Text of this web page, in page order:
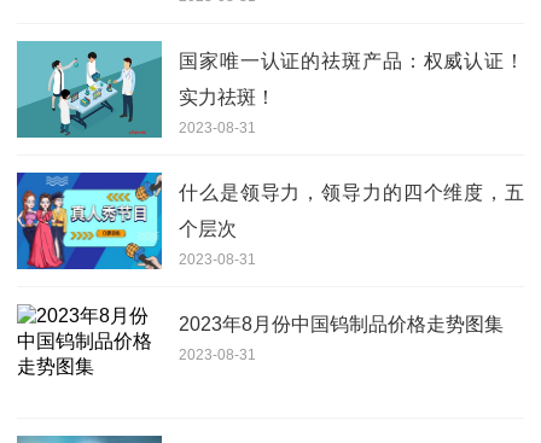
国家唯一认证的祛斑产品：权威认证！
实力祛斑！
2023-08-31
什么是领导力，领导力的四个维度，五
个层次
2023-08-31
2023年8月份中国钨制品价格走势图集
2023-08-31